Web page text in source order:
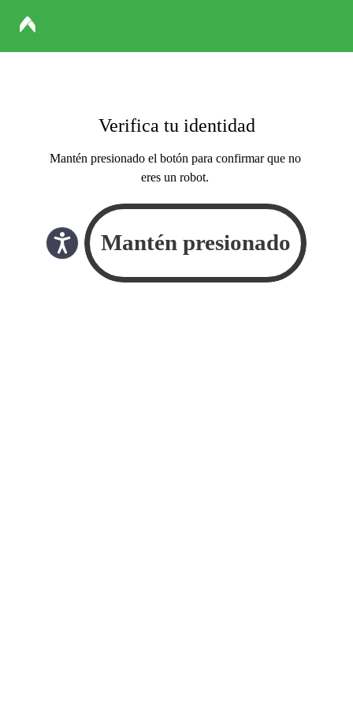
Verifica tu identidad
Mantén presionado el botón para confirmar que no
eres un robot.